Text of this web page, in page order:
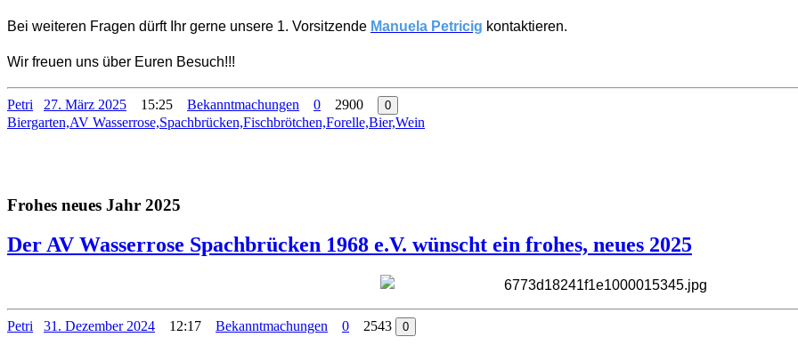
Bei weiteren Fragen dürft Ihr gerne unsere 1. Vorsitzende Manuela Petricig kontaktieren.
Wir freuen uns über Euren Besuch!!!
Petri 27. März 2025 15:25 Bekanntmachungen 0 2900 0
Biergarten,AV Wasserrose,Spachbrücken,Fischbrötchen,Forelle,Bier,Wein
Frohes neues Jahr 2025
Der AV Wasserrose Spachbrücken 1968 e.V. wünscht ein frohes, neues 2025
Petri 31. Dezember 2024 12:17 Bekanntmachungen 0 2543 0